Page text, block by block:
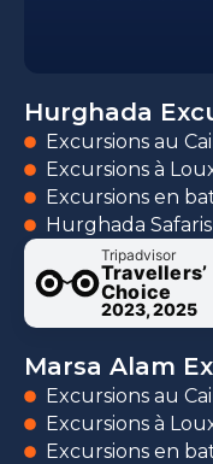
Hurghada
Excursions au
Excursions à
Excursions en
Hurghada
Tripadvisor
Travellers’
Choice
2023, 2025
Marsa Alam
Excursions au
Excursions à
Excursions en